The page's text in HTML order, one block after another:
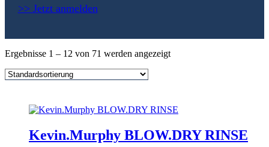
>> Jetzt anmelden
Ergebnisse 1 – 12 von 71 werden angezeigt
Kevin.Murphy BLOW.DRY RINSE